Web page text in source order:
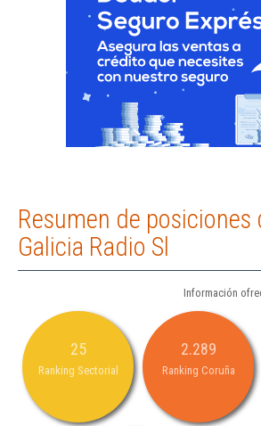
Resumen de posiciones
Galicia Radio Sl
Información
25
Ranking Sectorial
2.289
Ranking Coruña